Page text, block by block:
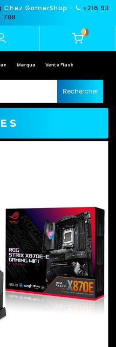
Chez GamerShop -
+216 93
788
0
Marque Vente Flash
Rechercher